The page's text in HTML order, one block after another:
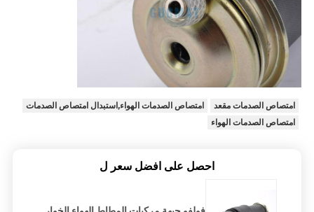
امتصاص الصدمات مقعد
امتصاص الصدمات الهواء,استبدال امتصاص الصدمات
امتصاص الصدمات الهواء
احصل على افضل سعر ل